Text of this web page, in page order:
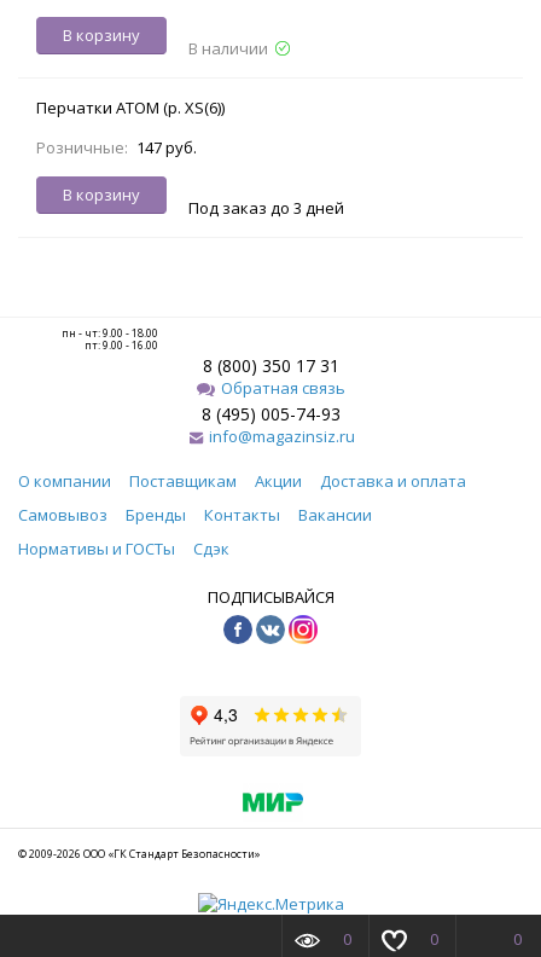
В корзину
В наличии
Перчатки АТОМ (р. XS(6))
Розничные: 147 руб.
В корзину
Под заказ до 3 дней
пн - чт: 9.00 - 18.00
пт: 9.00 - 16.00
8 (800) 350 17 31
Обратная связь
8 (495) 005-74-93
info@magazinsiz.ru
О компании Поставщикам Акции
Доставка и оплата
Самовывоз
Бренды Контакты
Вакансии
Нормативы и ГОСТы
Сдэк
ПОДПИСЫВАЙСЯ
© 2009-2026 ООО «ГК Стандарт Безопасности»
0 0 0